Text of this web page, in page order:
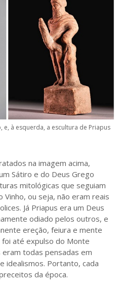
e, à esquerda, a escultura de Priapus
na imagem acima,
Sátiro e do Deus Grego
mitológicas que seguiam
ou seja, não eram reais
Já Priapus era um Deus
odiado pelos outros, e
ereção, feiura e mente
até expulso do Monte
todas pensadas em
idealismos. Portanto, cada
da época.